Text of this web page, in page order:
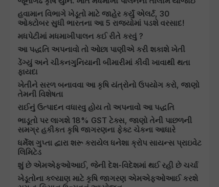
હવામાન વિભાગે ખેડૂતો માટે જાહેર કર્યું એલર્ટ, 30
ઓક્ટોબર સુધી ભારતના આ 5 રાજ્યોમાં પડશે વરસાદ!
મધપેટીમાં મધમાખીપાલન કઈ રીતે કરવું ?
આ પદ્ધતિ અપનાવો તો ઓછા પાણીએ કરી શકાશે ખેતી
ડેંગ્યું અને ચીકનગુનિયાની બીમારીમાં કીવી ખાવાથી થતા
ફાયદા
ખેતીને સરળ બનાવવા આ કૃષિ યંત્રોનો ઉપયોગ કરો, જાણો
તેમની વિશેષતા
રાઈનું ઉત્પાદન વધારવુ હોય તો અપનાવો આ પદ્ધતિ
ભાડૂતો પર લાગશે 18% GST ટેક્સ, જાણો તેની પાછળની
સમગ્ર હકીકત કૃષિ જાગરણના ફેક્ટ ચેકના આધારે
ધર્મેશ ગુપ્તા દ્વારા શરૂ કરાયેલ ધનેશા ક્રોપ સાયન્સ પ્રાઇવેટ
લિમિટેડ
શું છે એમએફઓઆઈ, જેની દેશ-વિદેશમાં થઈ રહી છે ચર્ચા
ખેડૂતોના કલ્યાણ માટે કૃષિ જાગરણ એમએફઓઆઈ કરશે